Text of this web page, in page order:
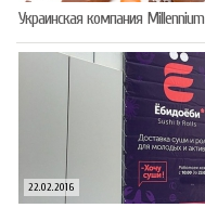
Украинская компания
22.02.2016